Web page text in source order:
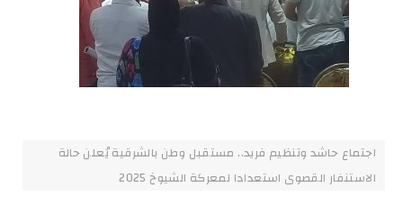
اجتماع حاشد وتنظيم فريد.. مستقبل وطن بالشرقية يُعلن حالة
الاستنفار القصوى استعدادا لمعركة الشيوخ 2025